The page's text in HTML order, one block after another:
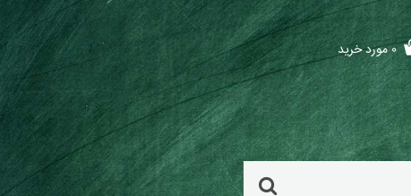
۰ مورد خرید
شما فایلی برای خرید انتخاب نکرده اید